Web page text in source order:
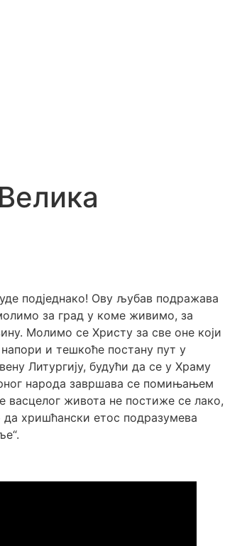
подједнако! Ову љубав подражава
за град у коме живимо, за
Молимо се Христу за све оне који
и тешкоће постану пут у
Литургију, будући да се у Храму
народа завршава се помињањем
живота не постиже се лако,
хришћански етос подразумева